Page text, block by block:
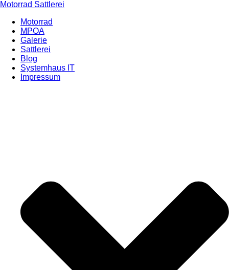
Zum
springen
Motorrad Sattlerei
Motorrad
MPOA
Galerie
Sattlerei
Blog
Systemhaus IT
Impressum